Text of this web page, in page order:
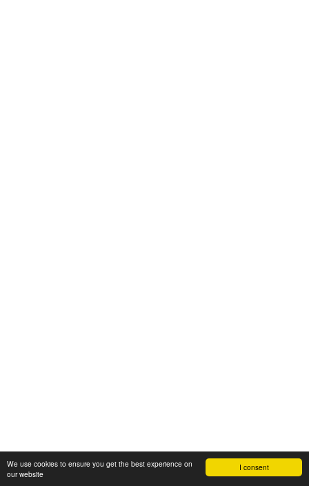
I consent
We use cookies to ensure you get the best experience on
our website